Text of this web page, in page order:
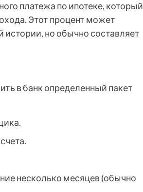
платежа по ипотеке, который
Этот процент может
истории, но обычно составляет
в банк определенный пакет
несколько месяцев (обычно